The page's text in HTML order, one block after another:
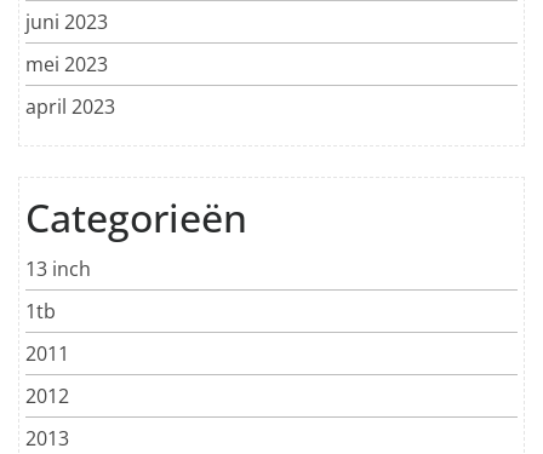
juni 2023
mei 2023
april 2023
Categorieën
13 inch
1tb
2011
2012
2013